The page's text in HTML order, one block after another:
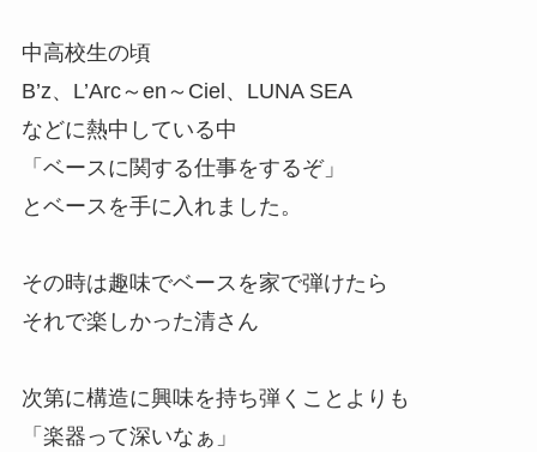
中高校生の頃
B’z、L’Arc～en～Ciel、LUNA SEA
などに熱中している中
「ベースに関する仕事をするぞ」
とベースを手に入れました。
その時は趣味でベースを家で弾けたら
それで楽しかった清さん
次第に構造に興味を持ち弾くことよりも
「楽器って深いなぁ」